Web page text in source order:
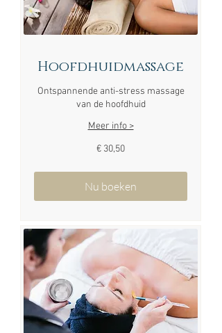
Hoofdhuidmassage
Ontspannende anti-stress massage
van de hoofdhuid
Meer info >
€ 30,50
Nu boeken